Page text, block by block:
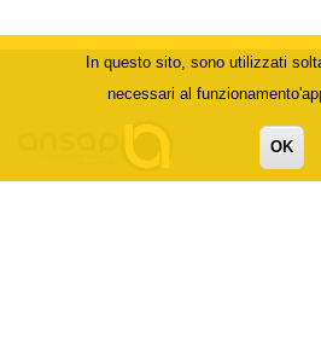
In questo sito, sono utilizzati
necessari al
OK